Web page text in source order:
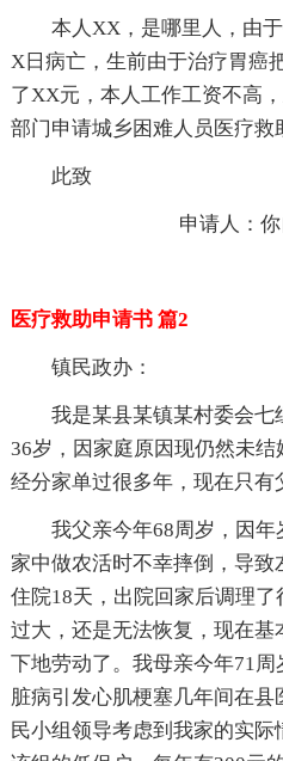
本人XX，是哪里人，由
X日病亡，生前由于治疗胃癌
了XX元，本人工作工资不高
部门申请城乡困难人员医疗救
此致
申请人：你
医疗救助申请书 篇2
镇民政办：
我是某县某镇某村委会
36岁，因家庭原因现仍然未
经分家单过很多年，现在只有
我父亲今年68周岁，因
家中做农活时不幸摔倒，导
住院18天，出院回家后调理
过大，还是无法恢复，现在
下地劳动了。我母亲今年71
脏病引发心肌梗塞几年间在
民小组领导考虑到我家的实